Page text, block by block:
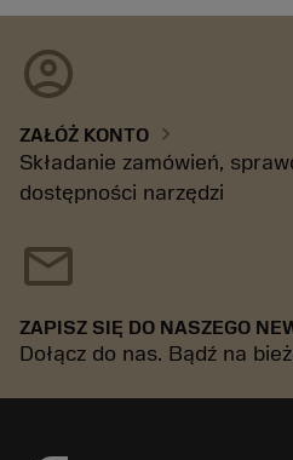
account_circle
ZAŁÓŻ KONTO chevron_right
Składanie zamówień,
dostępności narzędzi
mail
ZAPISZ SIĘ DO NASZEGO
Dołącz do nas. Bądź na